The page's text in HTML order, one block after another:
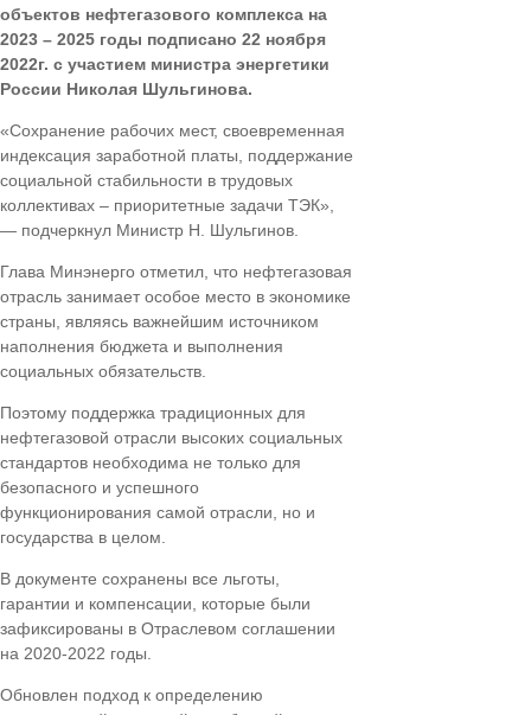
объектов нефтегазового комплекса на
2023 – 2025 годы подписано 22 ноября
2022г. с участием министра энергетики
России Николая Шульгинова.
«Сохранение рабочих мест, своевременная
индексация заработной платы, поддержание
социальной стабильности в трудовых
коллективах – приоритетные задачи ТЭК»,
— подчеркнул Министр Н. Шульгинов.
Глава Минэнерго отметил, что нефтегазовая
отрасль занимает особое место в экономике
страны, являясь важнейшим источником
наполнения бюджета и выполнения
социальных обязательств.
Поэтому поддержка традиционных для
нефтегазовой отрасли высоких социальных
стандартов необходима не только для
безопасного и успешного
функционирования самой отрасли, но и
государства в целом.
В документе сохранены все льготы,
гарантии и компенсации, которые были
зафиксированы в Отраслевом соглашении
на 2020-2022 годы.
Обновлен подход к определению